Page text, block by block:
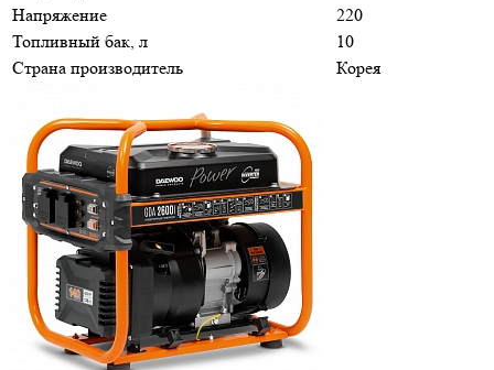
Напряжение
220
Топливный бак, л
10
Страна производитель
Корея